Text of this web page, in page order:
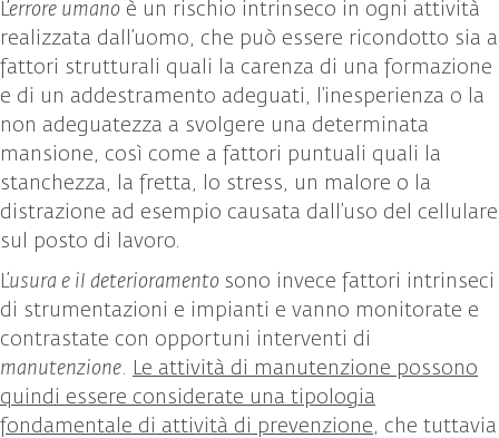
L’errore umano è un rischio intrinseco in ogni attività
realizzata dall’uomo, che può essere ricondotto sia a
fattori strutturali quali la carenza di una formazione
e di un addestramento adeguati, l’inesperienza o la
non adeguatezza a svolgere una determinata
mansione, così come a fattori puntuali quali la
stanchezza, la fretta, lo stress, un malore o la
distrazione ad esempio causata dall’uso del cellulare
sul posto di lavoro.
L’usura e il deterioramento sono invece fattori intrinseci
di strumentazioni e impianti e vanno monitorate e
contrastate con opportuni interventi di
manutenzione Le attività di manutenzione possono
quindi essere considerate una tipologia
fondamentale di attività di prevenzione , che tuttavia